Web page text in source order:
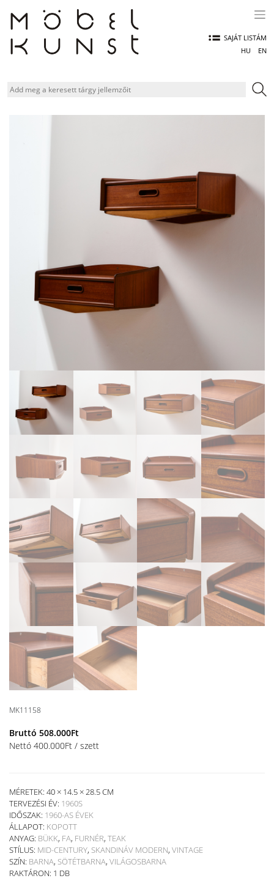
content
SAJÁT LISTÁM
HU
EN
MK11158
Bruttó 508.000Ft
Nettó 400.000Ft / szett
MÉRETEK: 40 × 14.5 × 28.5 CM
TERVEZÉSI ÉV: 1960S
IDŐSZAK: 1960-AS ÉVEK
ÁLLAPOT: KOPOTT
ANYAG: BÜKK, FA, FURNÉR, TEAK
STÍLUS: MID-CENTURY, SKANDINÁV MODERN, VINTAGE
SZÍN: BARNA, SÖTÉTBARNA, VILÁGOSBARNA
RAKTÁRON: 1 DB